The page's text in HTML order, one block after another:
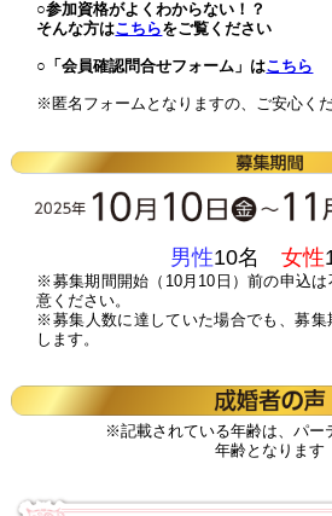
○参加資格がよくわからない！？
そんな方はこちらをご覧ください
○「会員確認問合せフォーム」はこちら
※匿名フォームとなりますの、ご安心く
男性10名 女性
※募集期間開始（10月10日）前の申込
意ください。
※募集人数に達していた場合でも、募集
します。
※記載されている年齢は、パー
年齢となります